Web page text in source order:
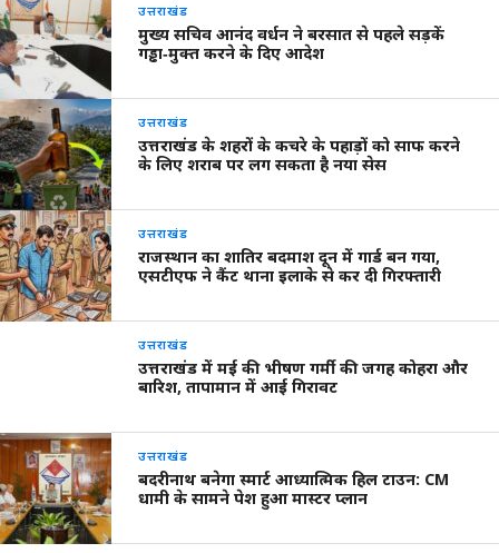
उत्तराखंड
मुख्य सचिव आनंद वर्धन ने बरसात से पहले सड़कें
गड्ढा‑मुक्त करने के दिए आदेश
उत्तराखंड
उत्तराखंड के शहरों के कचरे के पहाड़ों को साफ करने
के लिए शराब पर लग सकता है नया सेस
उत्तराखंड
राजस्थान का शातिर बदमाश दून में गार्ड बन गया,
एसटीएफ ने कैंट थाना इलाके से कर दी गिरफ्तारी
उत्तराखंड
उत्तराखंड में मई की भीषण गर्मी की जगह कोहरा और
बारिश, तापामान में आई गिरावट
उत्तराखंड
बदरीनाथ बनेगा स्मार्ट आध्यात्मिक हिल टाउन: CM
धामी के सामने पेश हुआ मास्टर प्लान